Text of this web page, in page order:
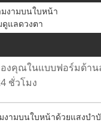
มงามบนใบหน้า
ดูแลดวงตา
งคุณในแบบฟอร์มด้าน
ชั่วโมง